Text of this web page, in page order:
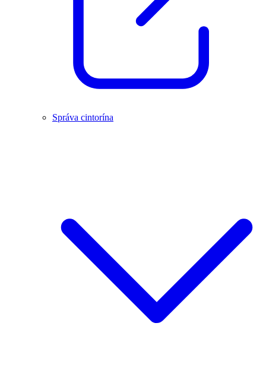
Správa cintorína